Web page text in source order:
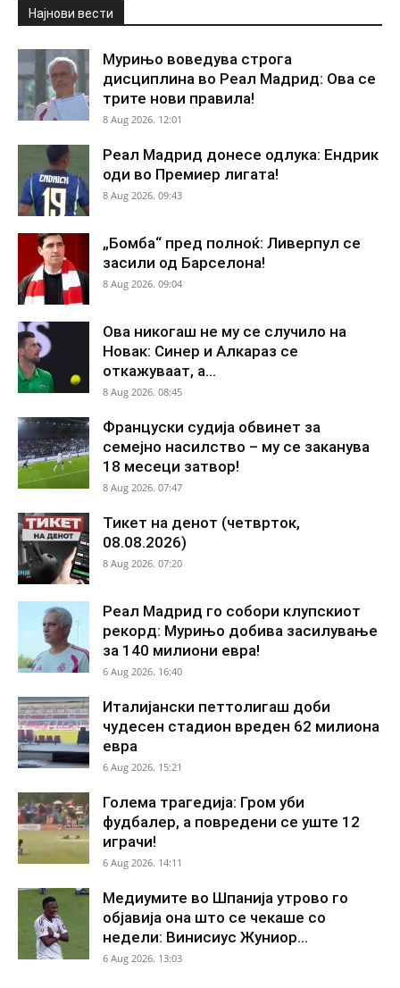
Најнови вести
Мурињо воведува строга
дисциплина во Реал Мадрид: Ова се
трите нови правила!
8 Aug 2026. 12:01
Реал Мадрид донесе одлука: Ендрик
оди во Премиер лигата!
8 Aug 2026. 09:43
„Бомба“ пред полноќ: Ливерпул се
засили од Барселона!
8 Aug 2026. 09:04
Ова никогаш не му се случило на
Новак: Синер и Алкараз се
откажуваат, а...
8 Aug 2026. 08:45
Француски судија обвинет за
семејно насилство – му се заканува
18 месеци затвор!
8 Aug 2026. 07:47
Тикет на денот (четврток,
08.08.2026)
8 Aug 2026. 07:20
Реал Мадрид го собори клупскиот
рекорд: Мурињо добива засилување
за 140 милиони евра!
6 Aug 2026. 16:40
Италијански петтолигаш доби
чудесен стадион вреден 62 милиона
евра
6 Aug 2026. 15:21
Голема трагедија: Гром уби
фудбалер, а повредени се уште 12
играчи!
6 Aug 2026. 14:11
Медиумите во Шпанија утрово го
објавија она што се чекаше со
недели: Винисиус Жуниор...
6 Aug 2026. 13:03